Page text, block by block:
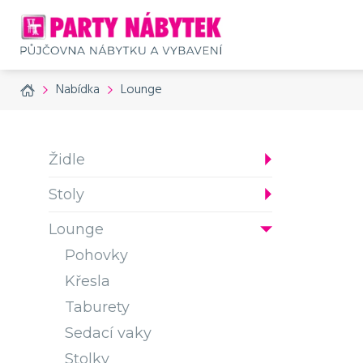
Home Nabídka Lounge
Židle
Stoly
Lounge
Pohovky
Křesla
Taburety
Sedací vaky
Stolky